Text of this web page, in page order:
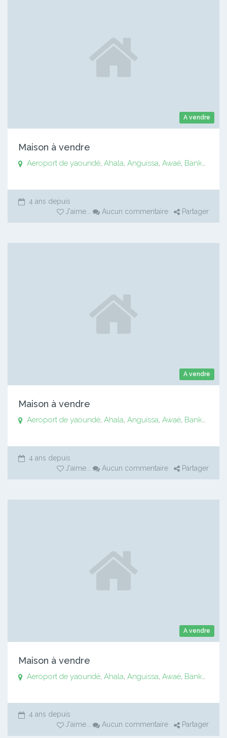
A vendre
Maison à vendre
Aeroport de yaoundé, Ahala, Anguissa, Awaé, Bankomo
4 ans depuis
J'aime ... Aucun commentaire Partager
A vendre
Maison à vendre
Aeroport de yaoundé, Ahala, Anguissa, Awaé, Bankomo
4 ans depuis
J'aime ... Aucun commentaire Partager
A vendre
Maison à vendre
Aeroport de yaoundé, Ahala, Anguissa, Awaé, Bankomo
4 ans depuis
J'aime... Aucun commentaire Partager